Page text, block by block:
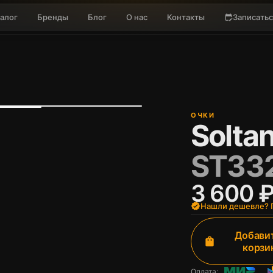
Бренды Блог О нас Контакты edit_calendar
ОЧКИ
3 600
verifiedНашли дешевле?
shopping_bag
Оплата: